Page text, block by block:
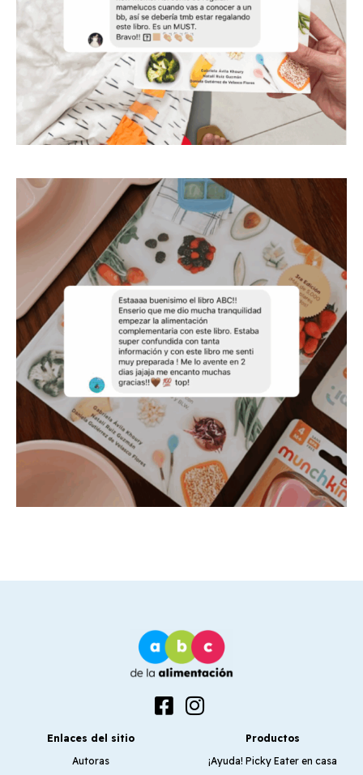
Enlaces del sitio
Autoras
Productos
¡Ayuda! Picky Eater en casa